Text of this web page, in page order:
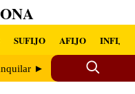
SUFIJO AFIJO INFIJO
►